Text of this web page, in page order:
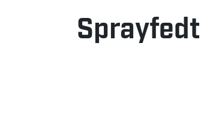
Sprayfedt